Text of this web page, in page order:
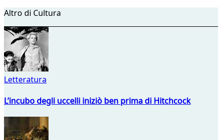
Altro di Cultura
Letteratura
L’incubo degli uccelli iniziò ben prima di Hitchcock